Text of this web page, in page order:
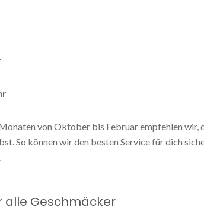
von Oktober bis Februar empfehlen wir,
So können wir den besten Service für dich
alle Geschmäcker